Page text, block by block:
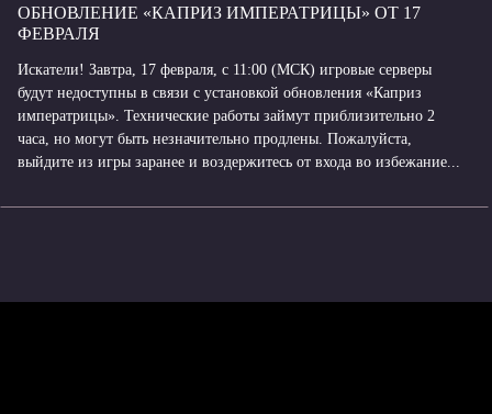
ОБНОВЛЕНИЕ «КАПРИЗ ИМПЕРАТРИЦЫ» ОТ 17
ФЕВРАЛЯ
Искатели! Завтра, 17 февраля, с 11:00 (МСК) игровые серверы
будут недоступны в связи с установкой обновления «Каприз
императрицы». Технические работы займут приблизительно 2
часа, но могут быть незначительно продлены. Пожалуйста,
выйдите из игры заранее и воздержитесь от входа во избежание...